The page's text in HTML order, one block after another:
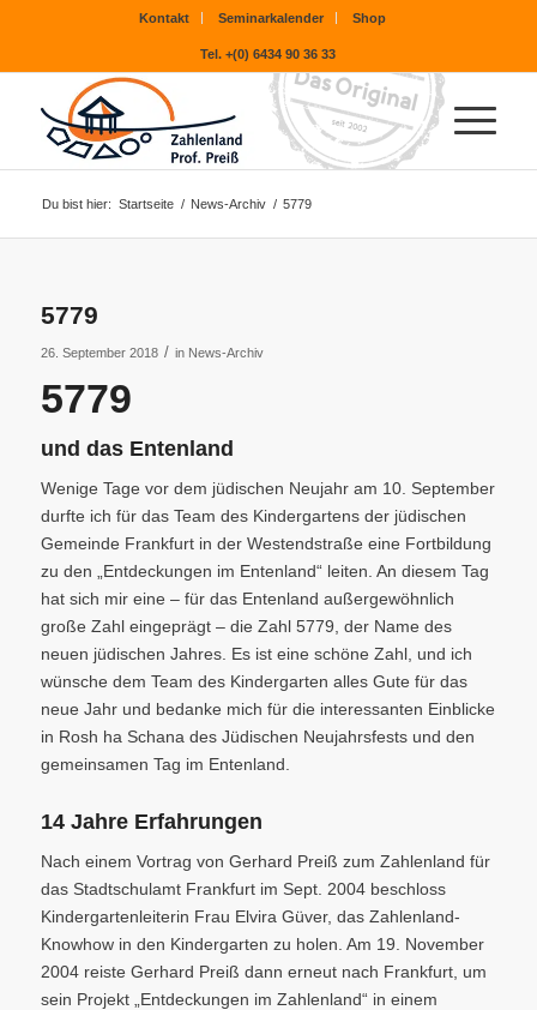
Kontakt Seminarkalender Shop
Tel. +(0) 6434 90 36 33
Du bist hier: Startseite / News-Archiv / 5779
5779
26. September 2018 / in News-Archiv
5779
und das Entenland
Wenige Tage vor dem jüdischen Neujahr am 10. September
durfte ich für das Team des Kindergartens der jüdischen
Gemeinde Frankfurt in der Westendstraße eine Fortbildung
zu den „Entdeckungen im Entenland“ leiten. An diesem Tag
hat sich mir eine – für das Entenland außergewöhnlich
große Zahl eingeprägt – die Zahl 5779, der Name des
neuen jüdischen Jahres. Es ist eine schöne Zahl, und ich
wünsche dem Team des Kindergarten alles Gute für das
neue Jahr und bedanke mich für die interessanten Einblicke
in Rosh ha Schana des Jüdischen Neujahrsfests und den
gemeinsamen Tag im Entenland.
14 Jahre Erfahrungen
Nach einem Vortrag von Gerhard Preiß zum Zahlenland für
das Stadtschulamt Frankfurt im Sept. 2004 beschloss
Kindergartenleiterin Frau Elvira Güver, das Zahlenland-
Knowhow in den Kindergarten zu holen. Am 19. November
2004 reiste Gerhard Preiß dann erneut nach Frankfurt, um
sein Projekt „Entdeckungen im Zahlenland“ in einem